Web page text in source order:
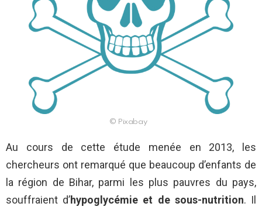
© Pixabay
Au cours de cette étude menée en 2013, les
chercheurs ont remarqué que beaucoup d’enfants de
la région de Bihar, parmi les plus pauvres du pays,
souffraient d’hypoglycémie et de sous-nutrition. Il